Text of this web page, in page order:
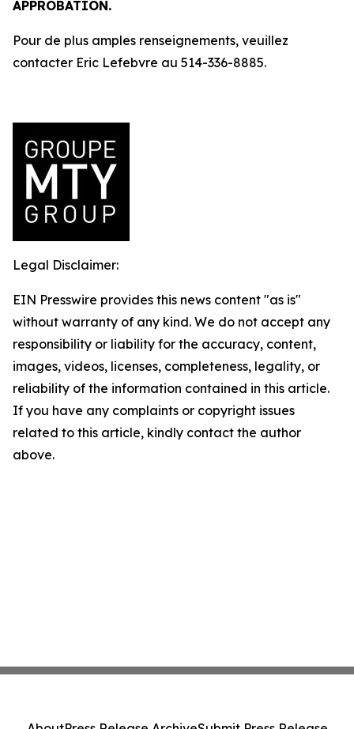
APPROBATION.
Pour de plus amples renseignements, veuillez
contacter Eric Lefebvre au 514-336-8885.
Legal Disclaimer:
EIN Presswire provides this news content "as is"
without warranty of any kind. We do not accept any
responsibility or liability for the accuracy, content,
images, videos, licenses, completeness, legality, or
reliability of the information contained in this article.
If you have any complaints or copyright issues
related to this article, kindly contact the author
above.